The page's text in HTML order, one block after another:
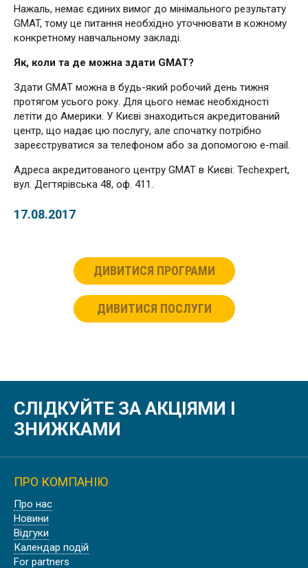
Нажаль, немає єдиних вимог до мінімального результату
GMAT, тому це питання необхідно уточнювати в кожному
конкретному навчальному закладі.
Як, коли та де можна здати GMAT?
Здати GMAT можна в будь-який робочий день тижня
протягом усього року. Для цього немає необхідності
летіти до Америки. У Києві знаходиться акредитований
центр, що надає цю послугу, але спочатку потрібно
зареєструватися за телефоном або за допомогою e-mail.
Адреса акредитованого центру GMAT в Києві: Techexpert,
вул. Дегтярівська 48, оф. 411.
17.08.2017
ДИВИТИСЯ ПРОГРАМИ
ДИВИТИСЯ ПОСЛУГИ
СЛІДКУЙТЕ ЗА АКЦІЯМИ І
ЗНИЖКАМИ
ПРО КОМПАНІЮ
Про нас
Новини
Відгуки
Календар подій
For partners